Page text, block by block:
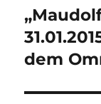
Vorheriger
Beitrag:
dem